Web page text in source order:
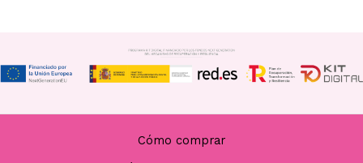
Cómo comprar